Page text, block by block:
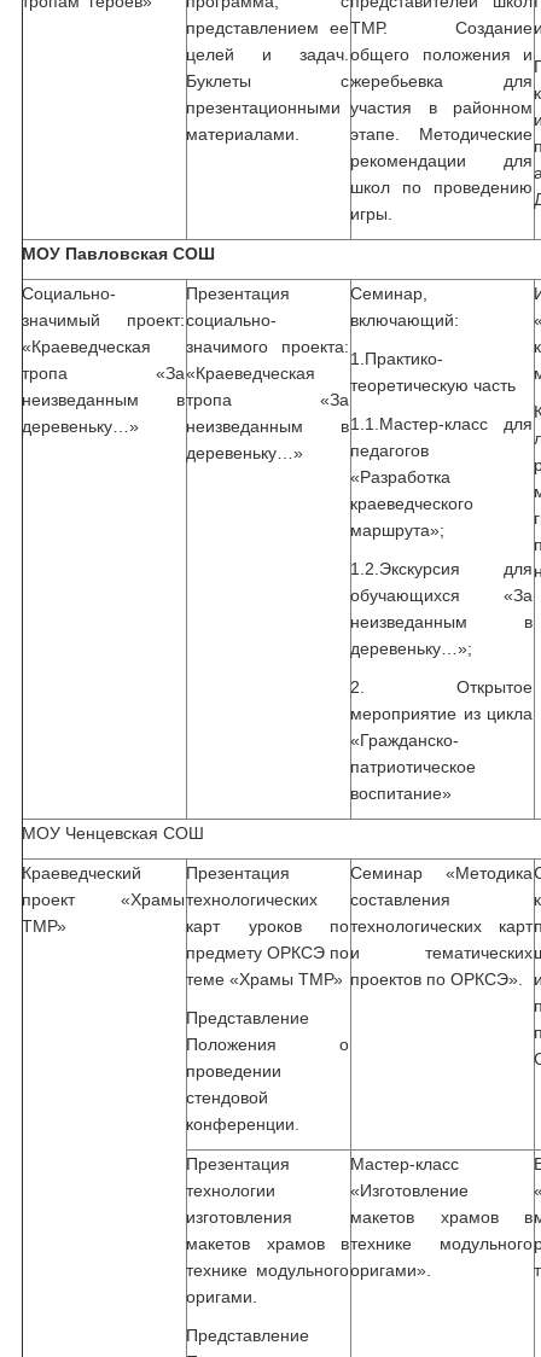
представлением ее
целей и задач.
Буклеты с
презентационными
материалами.
ТМР. Создание
общего положения и
жеребьевка для
участия в районном
этапе. Методические
рекомендации для
школ по проведению
игры.
МОУ Павловская СОШ
Социально-
значимый проект:
«Краеведческая
тропа «За
неизведанным в
деревеньку…»
Презентация
социально-
значимого проекта:
«Краеведческая
тропа «За
неизведанным в
деревеньку…»
Семинар,
включающий:
1.Практико-
теоретическую часть
1.1.Мастер-класс для
педагогов
«Разработка
краеведческого
маршрута»;
1.2.Экскурсия для
обучающихся «За
неизведанным в
деревеньку…»;
2. Открытое
мероприятие из цикла
«Гражданско-
патриотическое
воспитание»
МОУ Ченцевская СОШ
Краеведческий
проект «Храмы
ТМР»
Презентация
технологических
карт уроков по
предмету ОРКСЭ по
теме «Храмы ТМР»
Представление
Положения о
проведении
стендовой
конференции.
Семинар «Методика
составления
технологических карт
и тематических
проектов по ОРКСЭ».
Презентация
технологии
изготовления
макетов храмов в
технике модульного
оригами.
Представление
Мастер-класс
«Изготовление
макетов храмов в
технике модульного
оригами».